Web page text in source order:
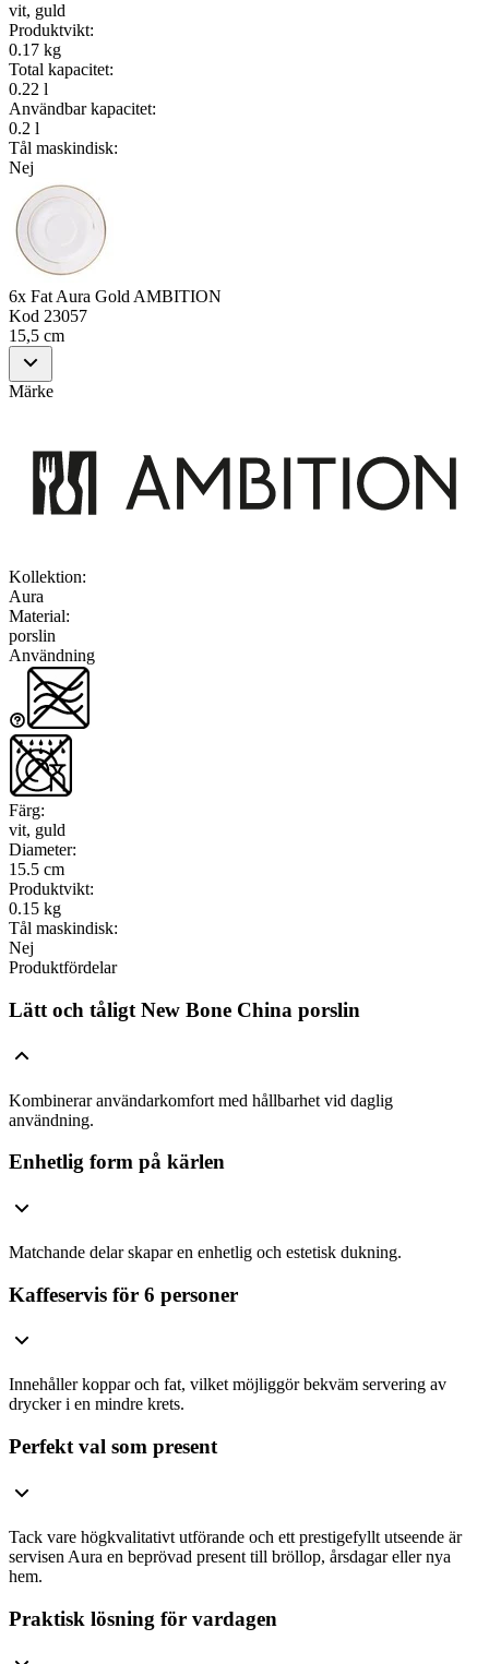
vit, guld
Produktvikt:
0.17 kg
Total kapacitet:
0.22 l
Användbar kapacitet:
0.2 l
Tål maskindisk:
Nej
6x Fat Aura Gold AMBITION
Kod 23057
15,5 cm
Märke
Kollektion:
Aura
Material:
porslin
Användning
Färg:
vit, guld
Diameter:
15.5 cm
Produktvikt:
0.15 kg
Tål maskindisk:
Nej
Produktfördelar
Lätt och tåligt New Bone China porslin
Kombinerar användarkomfort med hållbarhet vid daglig
användning.
Enhetlig form på kärlen
Matchande delar skapar en enhetlig och estetisk dukning.
Kaffeservis för 6 personer
Innehåller koppar och fat, vilket möjliggör bekväm servering av
drycker i en mindre krets.
Perfekt val som present
Tack vare högkvalitativt utförande och ett prestigefyllt utseende är
servisen Aura en beprövad present till bröllop, årsdagar eller nya
hem.
Praktisk lösning för vardagen